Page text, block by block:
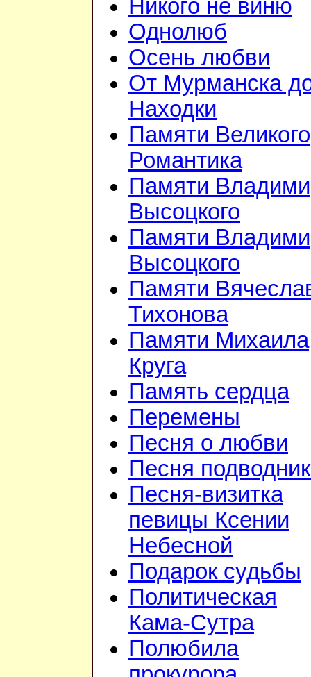
Никого не виню
Однолюб
Осень любви
От Мурманска
Находки
Памяти Великого
Романтика
Памяти
Высоцкого
Памяти
Высоцкого
Памяти
Тихонова
Памяти Михаила
Круга
Память сердца
Перемены
Песня о любви
Песня
Песня-визитка
певицы Ксении
Небесной
Подарок судьбы
Политическая
Кама-Сутра
Полюбила